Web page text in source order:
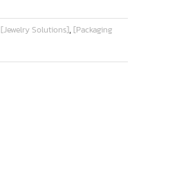
[Jewelry Solutions],[Packaging